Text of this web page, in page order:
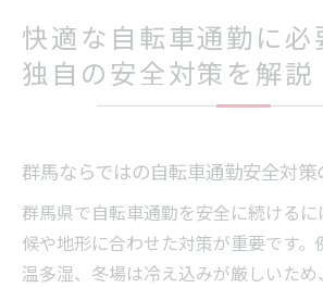
快適な自転車通勤に必
独自の安全対策を解説
群馬ならではの自転車通勤安全対策
群馬県で自転車通勤を安全に続ける
候や地形に合わせた対策が重要です
温多湿、冬場は冷え込みが厳しいた